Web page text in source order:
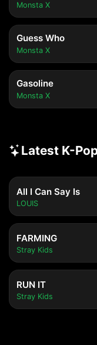
Monsta X
Guess Who
Monsta X
Gasoline
Monsta X
Latest K-
All I Can Say Is
LOUIS
FARMING
Stray Kids
RUN IT
Stray Kids